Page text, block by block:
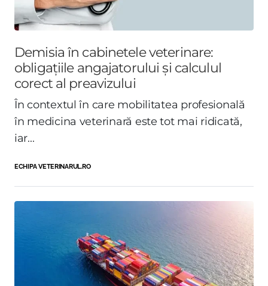
Demisia în cabinetele veterinare:
obligațiile angajatorului și calculul
corect al preavizului
În contextul în care mobilitatea profesională
în medicina veterinară este tot mai ridicată,
iar...
ECHIPA VETERINARUL.RO